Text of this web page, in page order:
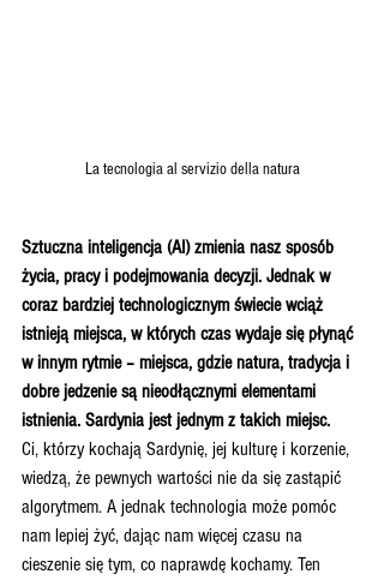
La tecnologia al servizio della natura
Sztuczna inteligencja (AI) zmienia nasz sposób
życia, pracy i podejmowania decyzji. Jednak w
coraz bardziej technologicznym świecie wciąż
istnieją miejsca, w których czas wydaje się płynąć
w innym rytmie – miejsca, gdzie natura, tradycja i
dobre jedzenie są nieodłącznymi elementami
istnienia. Sardynia jest jednym z takich miejsc.
Ci, którzy kochają Sardynię, jej kulturę i korzenie,
wiedzą, że pewnych wartości nie da się zastąpić
algorytmem. A jednak technologia może pomóc
nam lepiej żyć, dając nam więcej czasu na
cieszenie się tym, co naprawdę kochamy. Ten